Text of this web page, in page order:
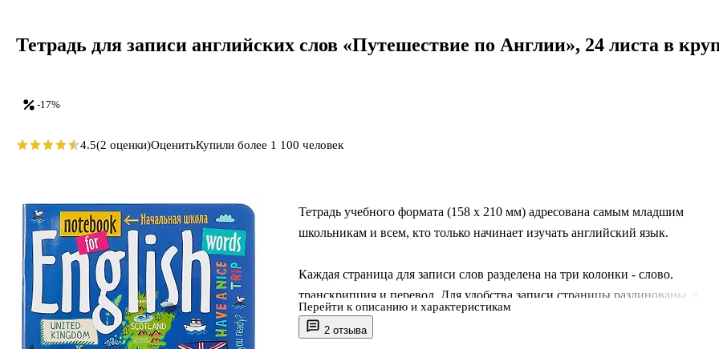
2 отзыва
Тетрадь учебного формата (158 х 210 мм) адресована самым младшим
школьникам и всем, кто только начинает изучать английский язык.
Каждая страница для записи слов разделена на три колонки - слово,
транскрипция и перевод. Для удобства записи страницы разлинованы, а
расстояние между строчками больше обычного в полтора раза. Так со
временем, заполняя тетрадь, ученики составляют тетрадь-словарь.
Перейти к описанию и характеристикам
-17%
Тетрадь для записи английских слов «Путешествие по Англии», 24 листа в
4.5(2 оценки)ОценитьКупили более 1 100 человек